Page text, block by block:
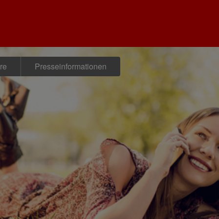
Presseinformationen